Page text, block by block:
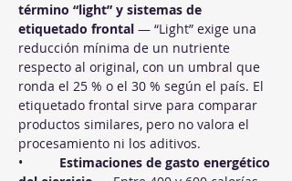
término “light” y sistemas de
etiquetado frontal — “Light” exige una
reducción mínima de un nutriente
respecto al original, con un umbral que
ronda el 25 % o el 30 % según el país. El
etiquetado frontal sirve para comparar
productos similares, pero no valora el
procesamiento ni los aditivos.
• Estimaciones de gasto energético